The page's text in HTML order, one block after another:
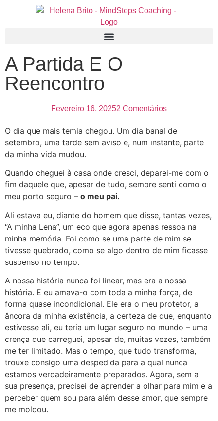
A Partida E O
Reencontro
Fevereiro 16, 20252 Comentários
O dia que mais temia chegou. Um dia banal de
setembro, uma tarde sem aviso e, num instante, parte
da minha vida mudou.
Quando cheguei à casa onde cresci, deparei-me com o
fim daquele que, apesar de tudo, sempre senti como o
meu porto seguro – o meu pai.
Ali estava eu, diante do homem que disse, tantas vezes,
“A minha Lena”, um eco que agora apenas ressoa na
minha memória. Foi como se uma parte de mim se
tivesse quebrado, como se algo dentro de mim ficasse
suspenso no tempo.
A nossa história nunca foi linear, mas era a nossa
história. E eu amava-o com toda a minha força, de
forma quase incondicional. Ele era o meu protetor, a
âncora da minha existência, a certeza de que, enquanto
estivesse ali, eu teria um lugar seguro no mundo – uma
crença que carreguei, apesar de, muitas vezes, também
me ter limitado. Mas o tempo, que tudo transforma,
trouxe consigo uma despedida para a qual nunca
estamos verdadeiramente preparados. Agora, sem a
sua presença, precisei de aprender a olhar para mim e a
perceber quem sou para além desse amor, que sempre
me moldou.